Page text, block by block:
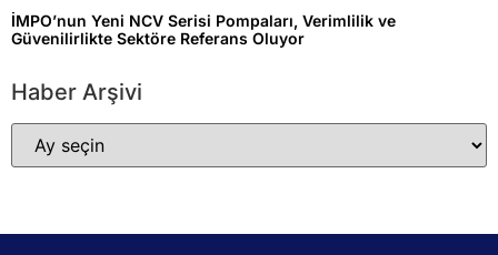
İMPO’nun Yeni NCV Serisi Pompaları, Verimlilik ve
Güvenilirlikte Sektöre Referans Oluyor
Haber Arşivi